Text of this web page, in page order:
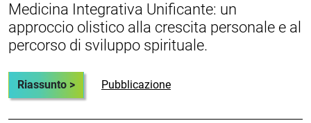
Medicina Integrativa Unificante: un
approccio olistico alla crescita personale e al
percorso di sviluppo spirituale.
Riassunto > Pubblicazione